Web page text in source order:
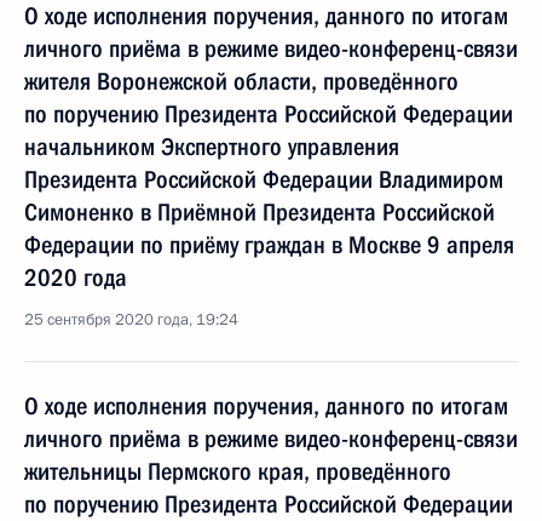
О ходе исполнения поручения, данного по итогам
личного приёма в режиме видео-конференц-связи
жителя Воронежской области, проведённого
по поручению Президента Российской Федерации
начальником Экспертного управления
Президента Российской Федерации Владимиром
Симоненко в Приёмной Президента Российской
Федерации по приёму граждан в Москве 9 апреля
2020 года
25 сентября 2020 года, 19:24
О ходе исполнения поручения, данного по итогам
личного приёма в режиме видео-конференц-связи
жительницы Пермского края, проведённого
по поручению Президента Российской Федерации